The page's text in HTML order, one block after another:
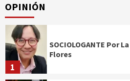
OPINIÓN
1
SOCIOLOGANTE Por
Flores